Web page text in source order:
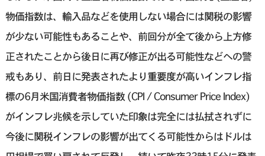
物価指数は、輸入品などを使用しない場合には関税の影響
が少ない可能性もあることや、前回分が全て後から上方修
正されたことから後日に再び修正が出る可能性などへの警
戒もあり、前日に発表されたより重要度が高いインフレ指
標の6月米国消費者物価指数 (CPI / Consumer Price Index)
がインフレ兆候を示していた印象は完全には払拭されずに
今後に関税インフレの影響が出てくる可能性からはドルは